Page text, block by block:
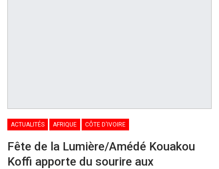
ACTUALITÉS AFRIQUE CÔTE D'IVOIRE
Fête de la Lumière/Amédé Kouakou
Koffi apporte du sourire aux